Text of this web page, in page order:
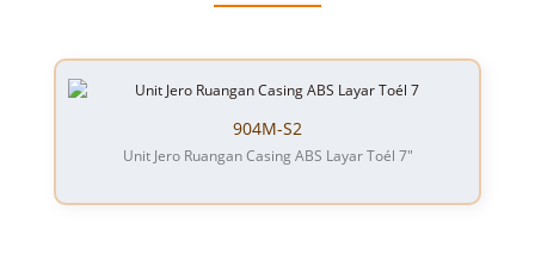
904M-S2
Unit Jero Ruangan Casing ABS Layar Toél 7"